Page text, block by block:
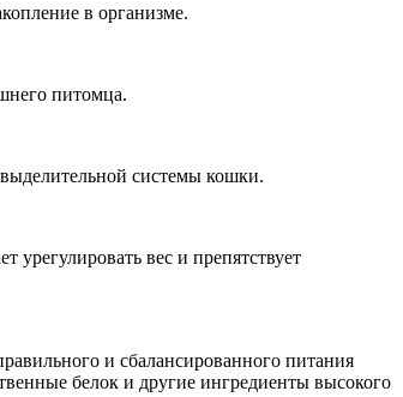
в организме.
питомца.
системы кошки.
вес и препятствует
и сбалансированного питания
белок и другие ингредиенты высокого